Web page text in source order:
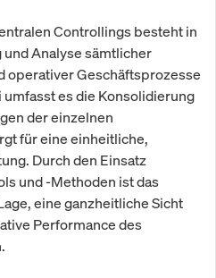
Controllings besteht in
Analyse sämtlicher
operativer Geschäftsprozesse
es die Konsolidierung
der einzelnen
für eine einheitliche,
Durch den Einsatz
und -Methoden ist das
eine ganzheitliche Sicht
Performance des